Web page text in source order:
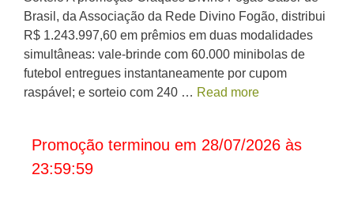
Brasil, da Associação da Rede Divino Fogão, distribui
R$ 1.243.997,60 em prêmios em duas modalidades
simultâneas: vale-brinde com 60.000 minibolas de
futebol entregues instantaneamente por cupom
raspável; e sorteio com 240 … Read more
Promoção terminou em 28/07/2026 às
23:59:59